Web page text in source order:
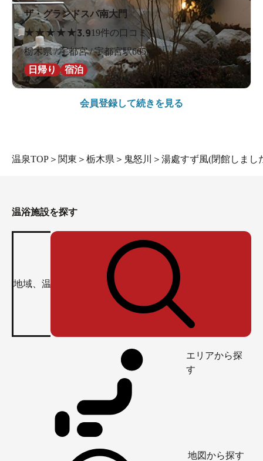
ザ・グランドスパ南大門
★★★ ★★3.919件の口コミ
栃木県 / 宇都宮 / 宇都宮駅665m
日帰り
宿泊
会員登録して続きを見る
温泉TOP ＞ 関東 ＞ 栃木県 ＞ 鬼怒川 ＞ 湯處すず風(閉館しまし
温浴施設を探す
エリアから探
す
地図から探す